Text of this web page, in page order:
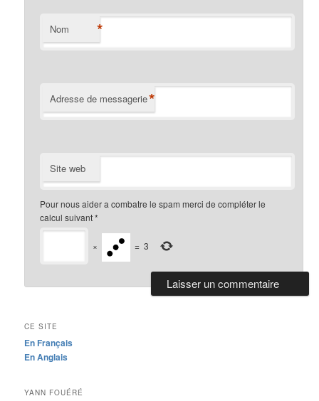
Nom *
Adresse de messagerie*
Site web
Pour nous aider a combatre le spam merci de compléter le
calcul suivant*
× = 3
CE SITE
En Français
En Anglais
YANN FOUÉRÉ